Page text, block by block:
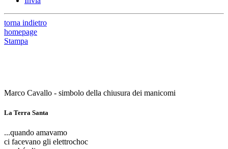
torna indietro
homepage
Stampa
Marco Cavallo - simbolo della chiusura dei manicomi
La Terra Santa
...quando amavamo
ci facevano gli elettrochoc